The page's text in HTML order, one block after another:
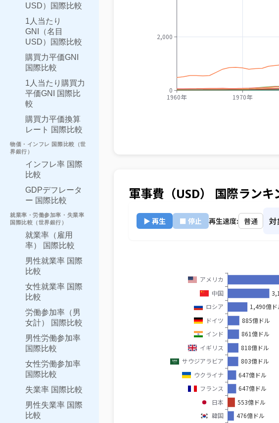
USD）国際比較
1人当たり
GNI（名目
USD）国際比較
購買力平価GNI
国際比較
1人当たり購買力
平価GNI 国際比
較
購買力平価換算
レート 国際比較
物価・インフレ 国際比較（世
界銀行）
インフレ率 国際
比較
GDPデフレータ
ー 国際比較
就業率・労働参加率・失業率
国際比較（世界銀行）
就業率（雇用
率） 国際比較
男性就業率 国際
比較
女性就業率 国際
比較
労働参加率（男
女計） 国際比較
男性労働参加率
国際比較
女性労働参加率
国際比較
失業率 国際比較
男性失業率 国際
比較
軍事費（USD） 国際ランキ
▶ 再生 ■ 停止 再生速度: